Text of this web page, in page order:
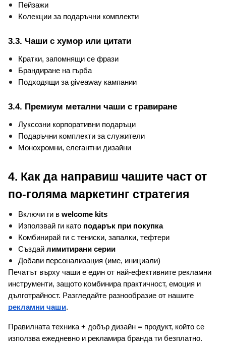
Пейзажи
Колекции за подаръчни комплекти
3.3. Чаши с хумор или цитати
Кратки, запомнящи се фрази
Брандиране на гърба
Подходящи за giveaway кампании
3.4. Премиум метални чаши с гравиране
Луксозни корпоративни подаръци
Подаръчни комплекти за служители
Монохромни, елегантни дизайни
4. Как да направиш чашите част от
по-голяма маркетинг стратегия
Включи ги в welcome kits
Използвай ги като подарък при покупка
Комбинирай ги с тениски, запалки, тефтери
Създай лимитирани серии
Добави персонализация (име, инициали)
Печатът върху чаши е един от най-ефективните рекламни
инструменти, защото комбинира практичност, емоция и
рекламни чаши.
Правилната техника + добър дизайн = продукт, който се
използва ежедневно и рекламира бранда ти безплатно.